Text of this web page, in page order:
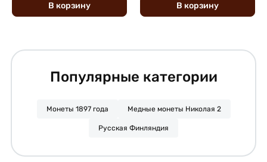
В корзину В корзину
Популярные категории
Монеты 1897 года Медные монеты Николая 2
Русская Финляндия